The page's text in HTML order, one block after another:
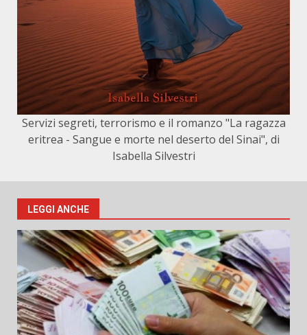
Servizi segreti, terrorismo e il romanzo "La ragazza
eritrea - Sangue e morte nel deserto del Sinai", di
Isabella Silvestri
LEGGI ANCHE